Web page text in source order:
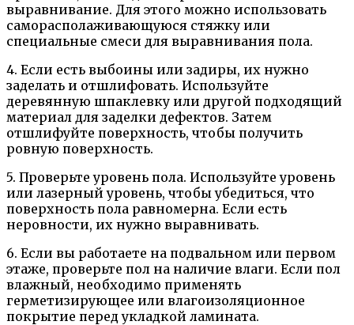
выравнивание. Для этого можно использовать
саморасполаживающуюся стяжку или
специальные смеси для выравнивания пола.
4. Если есть выбоины или задиры, их нужно
заделать и отшлифовать. Используйте
деревянную шпаклевку или другой подходящий
материал для заделки дефектов. Затем
отшлифуйте поверхность, чтобы получить
ровную поверхность.
5. Проверьте уровень пола. Используйте уровень
или лазерный уровень, чтобы убедиться, что
поверхность пола равномерна. Если есть
неровности, их нужно выравнивать.
6. Если вы работаете на подвальном или первом
этаже, проверьте пол на наличие влаги. Если пол
влажный, необходимо применять
герметизирующее или влагоизоляционное
покрытие перед укладкой ламината.